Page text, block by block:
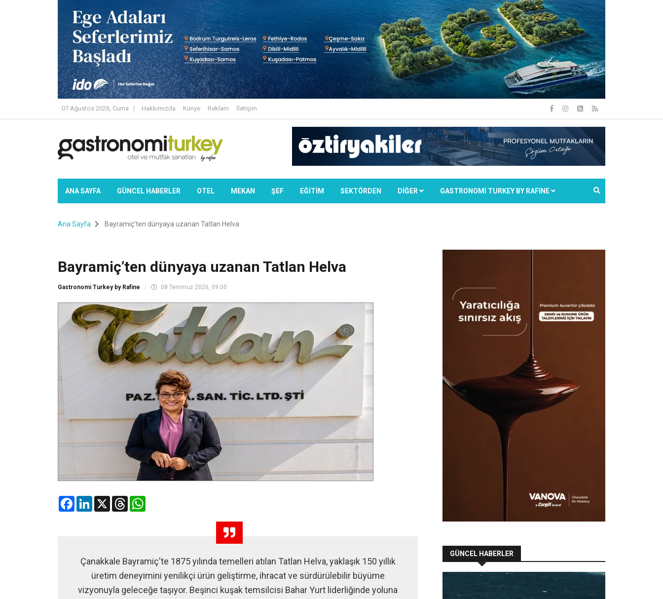
07 Ağustos 2026, Cuma Hakkımızda Künye Reklam İletişim
ANA SAYFA GÜNCEL HABERLER OTEL MEKAN ŞEF EĞİTİM SEKTÖRDEN DIĞER GASTRONOMİ TURKEY BY RAFİNE
Ana Sayfa Bayramiç’ten dünyaya uzanan Tatlan Helva
Bayramiç’ten dünyaya uzanan Tatlan Helva
Gastronomi Turkey by Rafine 08 Temmuz 2026, 09:00
FacebookLinkedIn
X Threads
Çanakkale Bayramiç'te 1875 yılında temelleri atılan Tatlan Helva, yaklaşık 150 yıllık
üretim deneyimini yenilikçi ürün geliştirme, ihracat ve sürdürülebilir büyüme
vizyonuyla geleceğe taşıyor. Beşinci kuşak temsilcisi Bahar Yurt liderliğinde yoluna
GÜNCEL HABERLER